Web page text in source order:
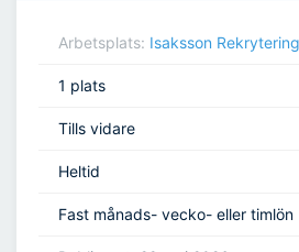
Arbetsplats: Isaksson
1 plats
Tills vidare
Heltid
Fast månads- vecko- eller timlön